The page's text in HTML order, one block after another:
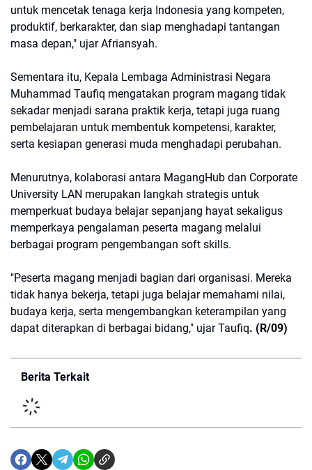
untuk mencetak tenaga kerja Indonesia yang kompeten,
produktif, berkarakter, dan siap menghadapi tantangan
masa depan," ujar Afriansyah.
Sementara itu, Kepala Lembaga Administrasi Negara
Muhammad Taufiq mengatakan program magang tidak
sekadar menjadi sarana praktik kerja, tetapi juga ruang
pembelajaran untuk membentuk kompetensi, karakter,
serta kesiapan generasi muda menghadapi perubahan.
Menurutnya, kolaborasi antara MagangHub dan Corporate
University LAN merupakan langkah strategis untuk
memperkuat budaya belajar sepanjang hayat sekaligus
memperkaya pengalaman peserta magang melalui
berbagai program pengembangan soft skills.
"Peserta magang menjadi bagian dari organisasi. Mereka
tidak hanya bekerja, tetapi juga belajar memahami nilai,
budaya kerja, serta mengembangkan keterampilan yang
dapat diterapkan di berbagai bidang," ujar Taufiq. (R/09)
Berita Terkait